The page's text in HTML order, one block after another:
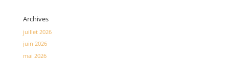
Archives
juillet 2026
juin 2026
mai 2026